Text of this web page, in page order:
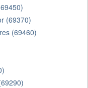
(69370)
(69460)